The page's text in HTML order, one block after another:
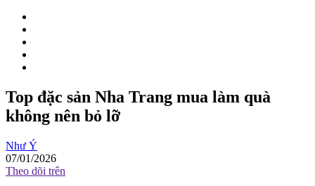
Top đặc sản Nha Trang mua làm quà
không nên bỏ lỡ
Như Ý
07/01/2026
Theo dõi trên